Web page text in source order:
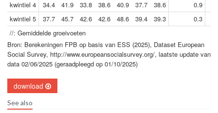
kwintiel 4 34.4 41.9 33.8 38.6 40.9 37.7 38.6
0.9
kwintiel 5
37.7 45.7 42.6 42.6 48.6 39.4 39.3
0.3
//: Gemiddelde groeivoeten
Bron: Berekeningen FPB op basis van ESS (2025), Dataset European
Social Survey, http://www.europeansocialsurvey.org/, laatste update van
data 02/06/2025 (geraadpleegd op 01/10/2025)
download
See also